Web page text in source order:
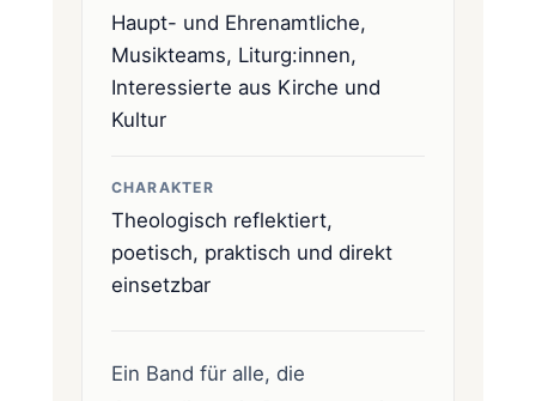
Haupt- und Ehrenamtliche,
Musikteams, Liturg:innen,
Interessierte aus Kirche und
Kultur
CHARAKTER
Theologisch reflektiert,
poetisch, praktisch und direkt
einsetzbar
Ein Band für alle, die